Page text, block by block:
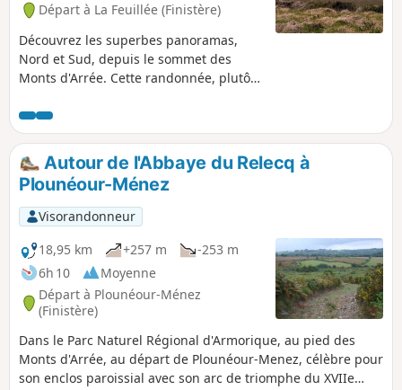
Départ à La Feuillée (Finistère)
Découvrez les superbes panoramas,
Nord et Sud, depuis le sommet des
Monts d'Arrée. Cette randonnée, plutôt
traverse le petit bourg de Plounéour-
Ménez, puis aborde les chemins boisés
de la forêt des alentours de La Feuillée.
Autour de l'Abbaye du Relecq à
Plounéour-Ménez
Visorandonneur
18,95 km
+257 m
-253 m
6h 10
Moyenne
Départ à Plounéour-Ménez
(Finistère)
Dans le Parc Naturel Régional d'Armorique, au pied des
Monts d'Arrée, au départ de Plounéour-Menez, célèbre pour
son enclos paroissial avec son arc de triomphe du XVIIe